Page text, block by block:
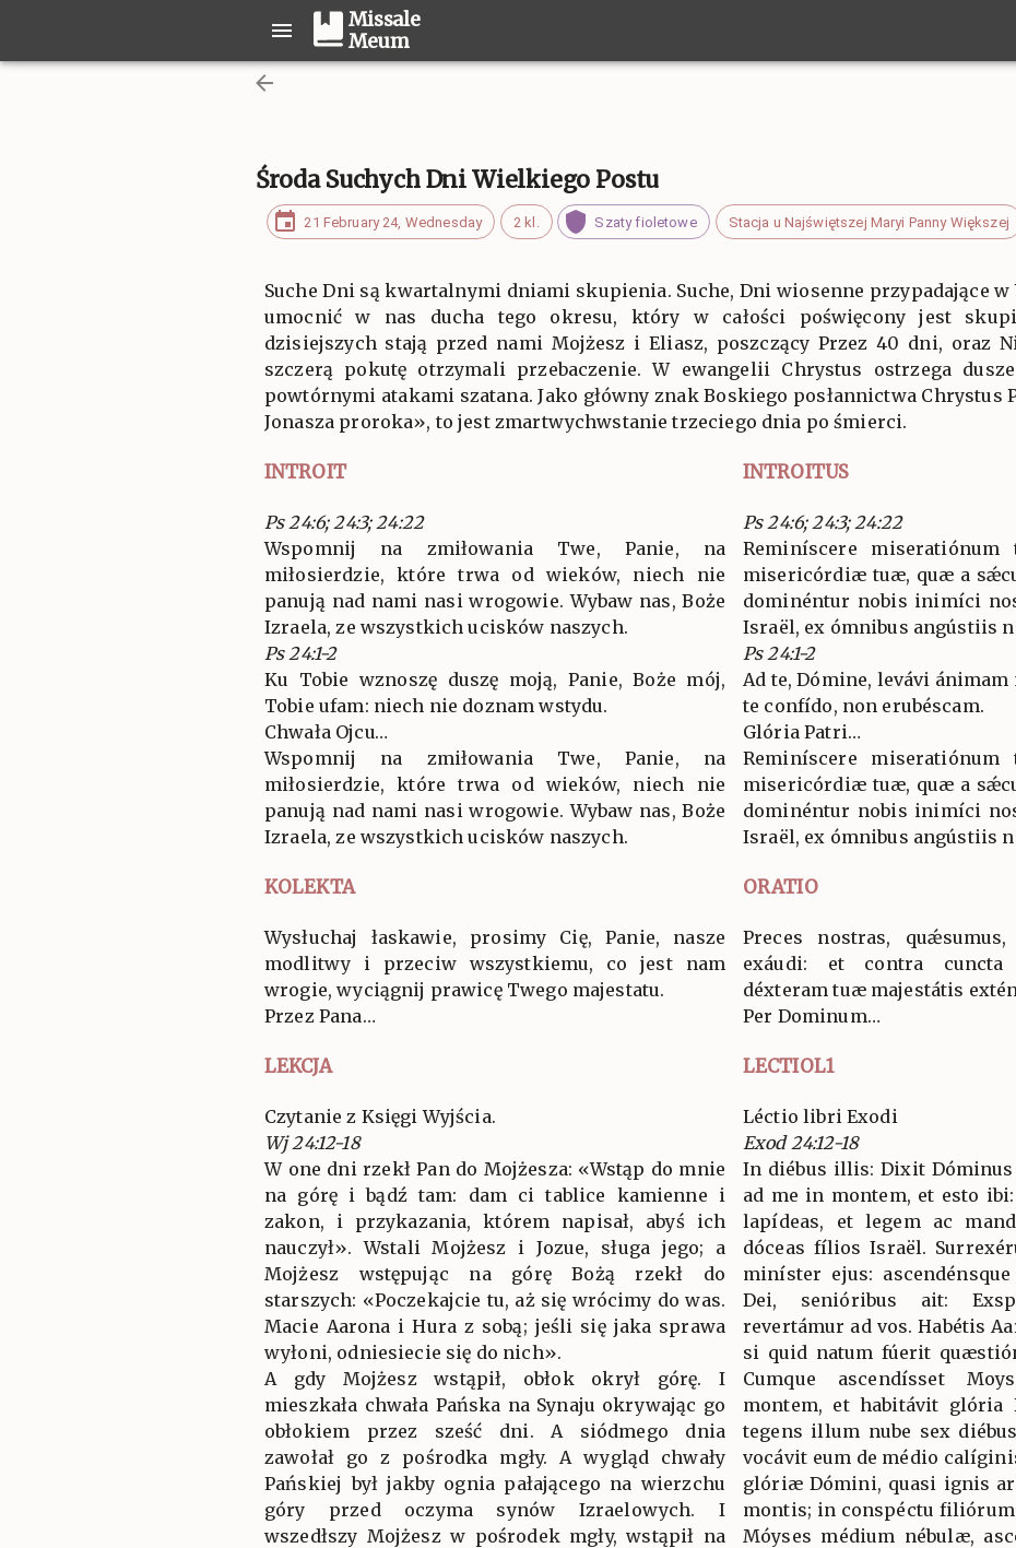
Missale
Meum
Środa Suchych Dni Wielkiego Postu
21 February 24, Wednesday 2 kl. Szaty fioletowe Stacja u Najświętszej Maryi Panny Większej
Suche Dni są kwartalnymi dniami skupienia. Suche, Dni wiosenne przypadające
umocnić w nas ducha tego okresu, który w całości poświęcony jest
dzisiejszych stają przed nami Mojżesz i Eliasz, poszczący Przez 40 dni, oraz
szczerą pokutę otrzymali przebaczenie. W ewangelii Chrystus ostrzega
powtórnymi atakami szatana. Jako główny znak Boskiego posłannictwa Chrystus
Jonasza proroka», to jest zmartwychwstanie trzeciego dnia po śmierci.
INTROIT INTROITUS
Ps 24:6; 24:3; 24:22
Wspomnij na zmiłowania Twe, Panie, na
miłosierdzie, które trwa od wieków, niech nie
panują nad nami nasi wrogowie. Wybaw nas, Boże
Izraela, ze wszystkich ucisków naszych.
Ps 24:1-2
Ku Tobie wznoszę duszę moją, Panie, Boże mój,
Tobie ufam: niech nie doznam wstydu.
Chwała Ojcu…
Wspomnij na zmiłowania Twe, Panie, na
miłosierdzie, które trwa od wieków, niech nie
panują nad nami nasi wrogowie. Wybaw nas, Boże
Izraela, ze wszystkich ucisków naszych.
Ps 24:6; 24:3; 24:22
Reminíscere miseratiónum
misericórdiæ tuæ, quæ a
dominéntur nobis inimíci
Israël, ex ómnibus angústiis
Ps 24:1-2
Ad te, Dómine, levávi ánimam
te confído, non erubéscam.
Glória Patri…
Reminíscere miseratiónum
misericórdiæ tuæ, quæ a
dominéntur nobis inimíci
Israël, ex ómnibus angústiis
KOLEKTA ORATIO
Wysłuchaj łaskawie, prosimy Cię, Panie, nasze
modlitwy i przeciw wszystkiemu, co jest nam
wrogie, wyciągnij prawicę Twego majestatu.
Przez Pana…
Preces nostras,
exáudi: et contra cuncta
déxteram tuæ majestátis
Per Dominum…
LEKCJA LECTIOL1
Czytanie z Księgi Wyjścia.
Wj 24:12-18
W one dni rzekł Pan do Mojżesza: «Wstąp do mnie
na górę i bądź tam: dam ci tablice kamienne i
zakon, i przykazania, którem napisał, abyś ich
nauczył». Wstali Mojżesz i Jozue, sługa jego; a
Mojżesz wstępując na górę Bożą rzekł do
starszych: «Poczekajcie tu, aż się wrócimy do was.
Macie Aarona i Hura z sobą; jeśli się jaka sprawa
wyłoni, odniesiecie się do nich».
A gdy Mojżesz wstąpił, obłok okrył górę. I
mieszkała chwała Pańska na Synaju okrywając go
obłokiem przez sześć dni. A siódmego dnia
zawołał go z pośrodka mgły. A wygląd chwały
Pańskiej był jakby ognia pałającego na wierzchu
góry przed oczyma synów Izraelowych. I
wszedłszy Mojżesz w pośrodek mgły, wstąpił na
Léctio libri Exodi
Exod 24:12-18
In diébus illis: Dixit Dóminus
ad me in montem, et esto
lapídeas, et legem ac
dóceas fílios Israël.
miníster ejus:
Dei, senióribus ait:
revertámur ad vos. Habétis
si quid natum fúerit
Cumque ascendísset
montem, et habitávit glória
tegens illum nube sex
vocávit eum de médio
glóriæ Dómini, quasi ignis
montis; in conspéctu
Móyses médium nébulæ,